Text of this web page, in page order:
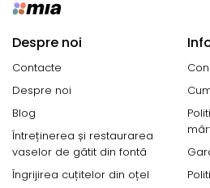
Despre noi
Contacte
Despre noi
Blog
Întreținerea și restaurarea
vaselor de gătit din fontă
Îngrijirea cuțitelor din oțel